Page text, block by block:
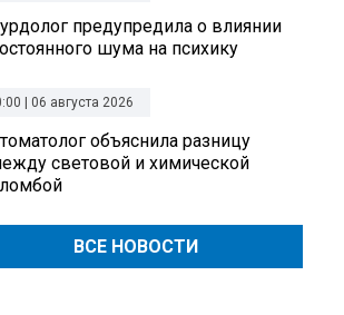
предупредила о влиянии
шума на психику
| 06 августа 2026
объяснила разницу
световой и химической
ВСЕ НОВОСТИ